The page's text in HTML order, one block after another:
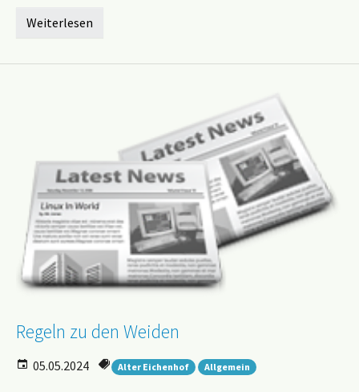
Weiterlesen
Regeln zu den Weiden
05.05.2024 Alter Eichenhof Allgemein